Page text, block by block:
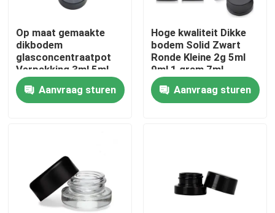
Producten
Video's
Op maat gemaakte
dikbodem
glasconcentraatpot
Verpakking 3ml 5ml
7ml 9ml 15ml
Kinderwaardig
Aanvraag sturen
Hoge kwaliteit Dikke
bodem Solid Zwart
Ronde Kleine 2g 5ml
9ml 1 gram 7ml
Concentrateglas Met
Gepolijste Afwerking
Aanvraag sturen